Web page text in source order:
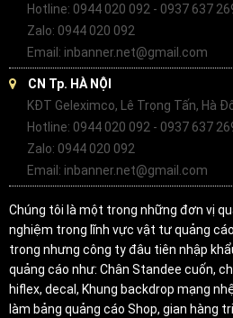
Hotline: 0944 020 092 - 0937 637
Zalo: 0944 020 092
Email: inbanner.net@gmail.com
CN Tp. HÀ NỘI
KĐT Geleximco, Lê Trọng Tấn, Hà
Hotline: 0944 020 092 - 0937 637
Zalo: 0944 020 092
Email: inbanner.net@gmail.com
Chúng tôi là một trong những đơn vị
nghiệm trong lĩnh vực vật tư quảng
trong nhưng công ty đâu tiên nhập
quảng cáo như: Chân Standee cuốn,
hiflex, decal, Khung backdrop mạng
làm bảng quảng cáo Shop, gian hàng